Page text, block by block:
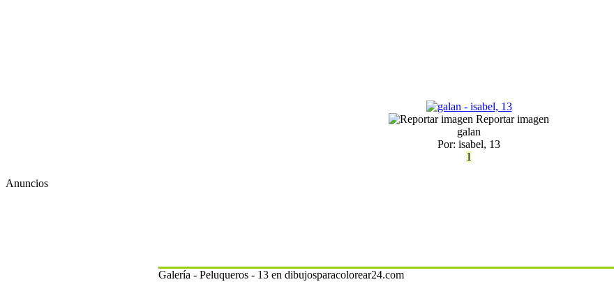
Reportar imagen
galan
Por: isabel, 13
1
Anuncios
Galería - Peluqueros - 13 en dibujosparacolorear24.com